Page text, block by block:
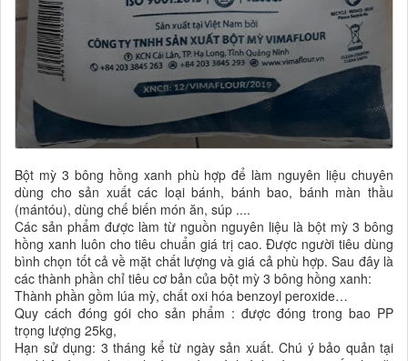
Bột mỳ 3 bông hồng xanh phù hợp để làm nguyên liệu chuyên
dùng cho sản xuất các loại bánh, bánh bao, bánh màn thầu
(mántóu), dùng chế biến món ăn, súp ....
Các sản phẩm được làm từ nguồn nguyên liệu là bột mỳ 3 bông
hồng xanh luôn cho tiêu chuẩn giá trị cao. Được người tiêu dùng
bình chọn tốt cả về mặt chất lượng và giá cả phù hợp. Sau đây là
các thành phần chỉ tiêu cơ bản của bột mỳ 3 bông hồng xanh:
Thành phần gồm lúa mỳ, chất oxi hóa benzoyl peroxide…
Quy cách đóng gói cho sản phẩm : được đóng trong bao PP
trọng lượng 25kg,
Hạn sử dụng: 3 tháng kể từ ngày sản xuất. Chú ý bảo quản tại